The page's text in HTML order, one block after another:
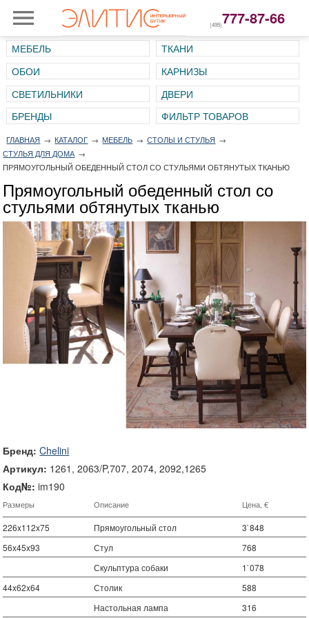
(495)777-87-66
МЕБЕЛЬ
ТКАНИ
ОБОИ
КАРНИЗЫ
СВЕТИЛЬНИКИ
ДВЕРИ
ГЛАВНАЯ → КАТАЛОГ → МЕБЕЛЬ → СТОЛЫ И СТУЛЬЯ →
СТУЛЬЯ ДЛЯ ДОМА →
ПРЯМОУГОЛЬНЫЙ ОБЕДЕННЫЙ СТОЛ СО СТУЛЬЯМИ ОБТЯНУТЫХ ТКАНЬЮ
Прямоугольный обеденный стол со
стульями обтянутых тканью
Бренд: Chelini
Артикул: 1261, 2063/P,707, 2074, 2092,1265
Код№:im190
Размеры Описание Цена, €
226x112x75 Прямоугольный стол
3`848
56x45x93
Стул
768
Скульптура собаки
1`078
44x62x64
Столик
588
Настольная лампа
316